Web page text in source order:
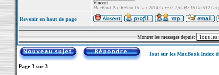
Vincent
MacBook Pro Retina 15" mi-2014 Core i7 2,5GHz 16 Go 512 Go
Revenir en haut de page
Montrer les messages depuis:
Tout sur les MacBook Index
Page 3 sur 3